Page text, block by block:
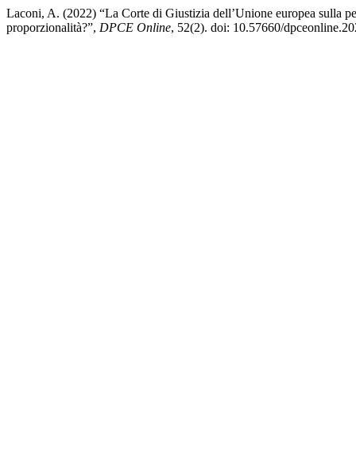
Laconi, A. (2022) “La Corte di Giustizia dell’Unione europea sulla
proporzionalità?”, DPCE Online, 52(2). doi: 10.57660/